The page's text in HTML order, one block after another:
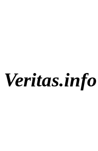
Veritas.info